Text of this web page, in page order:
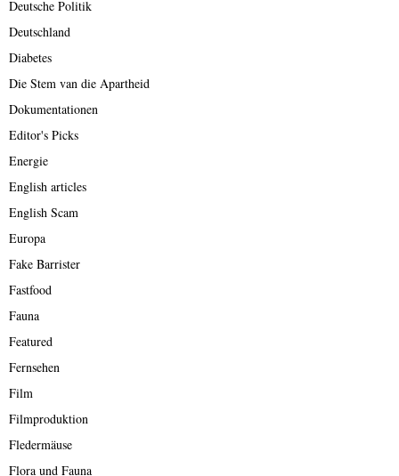
Deutsche Politik
Deutschland
Diabetes
Die Stem van die Apartheid
Dokumentationen
Editor's Picks
Energie
English articles
English Scam
Europa
Fake Barrister
Fastfood
Fauna
Featured
Fernsehen
Film
Filmproduktion
Fledermäuse
Flora und Fauna